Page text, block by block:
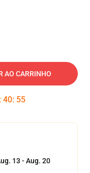
AO CARRINHO
: 40: 54
13 - Aug. 20